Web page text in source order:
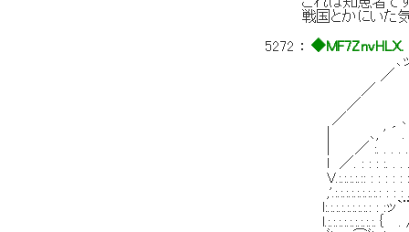
戦国とかにいた
5272 ：◆MF7ZnvHLX.
､ッ`´￣
／
／ (,
／ ､ -
| ､, ' ´ . : : : : :
| ／ :. . . . . . . . .
l ／. : : : :. . . . . .
V.:.:.:.:.:: : : : : : : :
,'.:.:.:.:.:.:.:.:.: :
l:.:.:.:.:.:.:.:.: : :
l.:.:.:.:.:.:.:.:.:.